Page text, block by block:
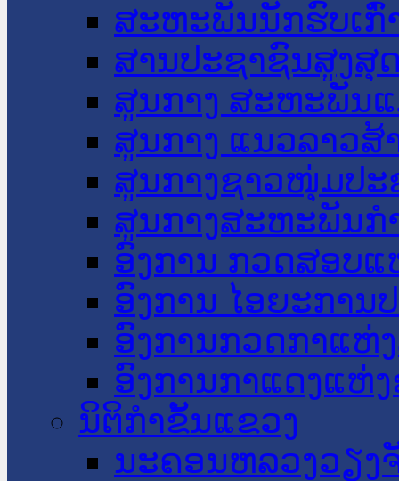
ສະຫະພັນນັກຮົບເກົ່
ສານປະຊາຊົນສູງສຸ
ສູນກາງ ສະຫະພັນ
ສູນກາງ ແນວລາວສ້
ສູນກາງຊາວໜຸ່ມປະ
ສູນກາງສະຫະພັນກ
ອົງການ ກວດສອບແ
ອົງການ ໄອຍະການ
ອົງການກວດກາແຫ່
ອົງການກາແດງແຫ່
ນິຕິກໍາຂັ້ນແຂວງ
ນະ​ຄອນ​ຫລວງວຽງ